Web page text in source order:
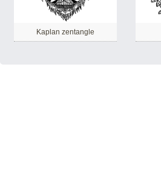
Kaplan zentangle